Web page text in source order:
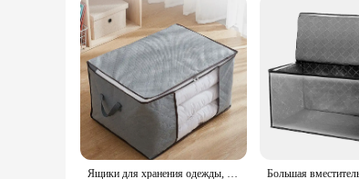
**Designed for Ease and Convenience**
Our Wardrobe Container is not just a storage
options. The lightweight nature of the container
storage system that fits your unique needs. This
Ящики для хранения одежды, складные бытовые контейнеры с прочными ручками, толстая ткань для одежды, одеяло